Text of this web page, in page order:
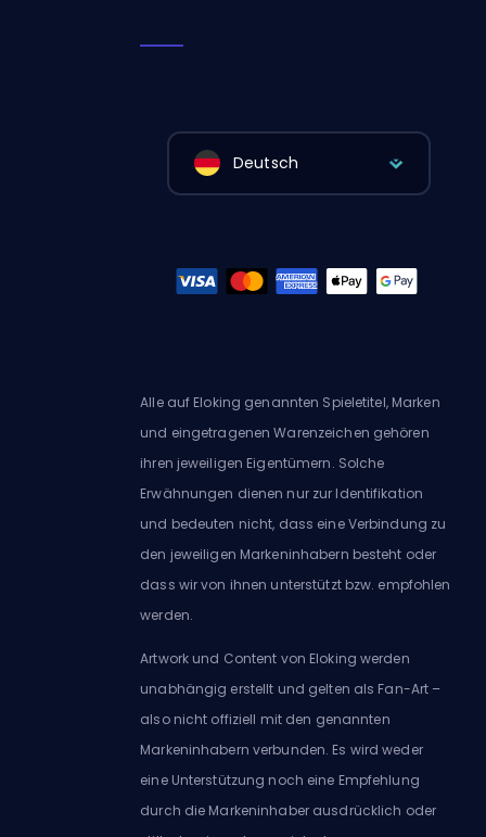
Deutsch
Alle auf Eloking genannten Spieletitel, Marken
und eingetragenen Warenzeichen gehören
ihren jeweiligen Eigentümern. Solche
Erwähnungen dienen nur zur Identifikation
und bedeuten nicht, dass eine Verbindung zu
den jeweiligen Markeninhabern besteht oder
dass wir von ihnen unterstützt bzw. empfohlen
werden.
Artwork und Content von Eloking werden
unabhängig erstellt und gelten als Fan-Art –
also nicht offiziell mit den genannten
Markeninhabern verbunden. Es wird weder
eine Unterstützung noch eine Empfehlung
durch die Markeninhaber ausdrücklich oder